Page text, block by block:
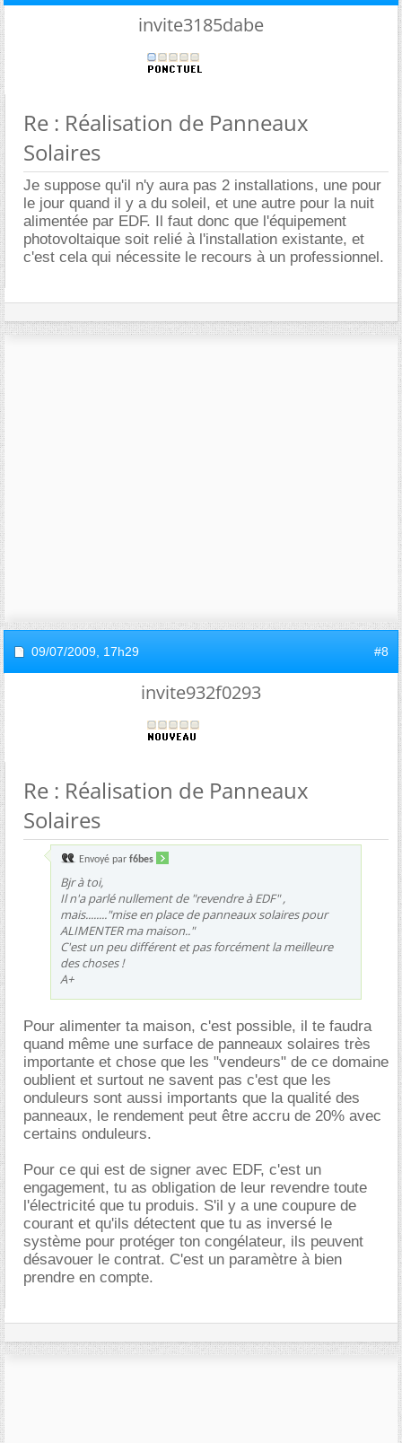
invite3185dabe
Re : Réalisation de Panneaux
Solaires
Je suppose qu'il n'y aura pas 2 installations, une pour
le jour quand il y a du soleil, et une autre pour la nuit
alimentée par EDF. Il faut donc que l'équipement
photovoltaique soit relié à l'installation existante, et
c'est cela qui nécessite le recours à un professionnel.
09/07/2009, 17h29 #8
invite932f0293
Re : Réalisation de Panneaux
Solaires
Envoyé par f6bes
Bjr à toi,
Il n'a parlé nullement de "revendre à EDF" ,
mais........"mise en place de panneaux solaires pour
ALIMENTER ma maison.."
C'est un peu différent et pas forcément la meilleure
des choses !
A+
Pour alimenter ta maison, c'est possible, il te faudra
quand même une surface de panneaux solaires très
importante et chose que les "vendeurs" de ce domaine
oublient et surtout ne savent pas c'est que les
onduleurs sont aussi importants que la qualité des
panneaux, le rendement peut être accru de 20% avec
certains onduleurs.
Pour ce qui est de signer avec EDF, c'est un
engagement, tu as obligation de leur revendre toute
l'électricité que tu produis. S'il y a une coupure de
courant et qu'ils détectent que tu as inversé le
système pour protéger ton congélateur, ils peuvent
désavouer le contrat. C'est un paramètre à bien
prendre en compte.